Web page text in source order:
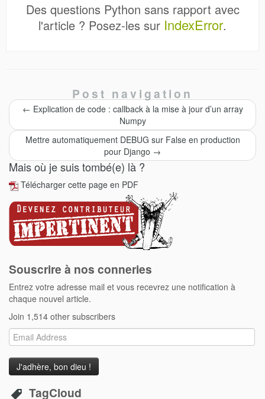
Des questions Python sans rapport avec
l'article ? Posez-les sur IndexError.
Post navigation
← Explication de code : callback à la mise à jour d’un array
Numpy
Mettre automatiquement DEBUG sur False en production
pour Django →
Mais où je suis tombé(e) là ?
Télécharger cette page en PDF
Souscrire à nos conneries
Entrez votre adresse mail et vous recevrez une notification à
chaque nouvel article.
Join 1,514 other subscribers
Email
Address
TagCloud